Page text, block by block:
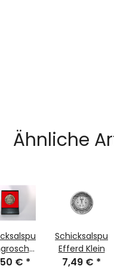
Ähnliche
Groß€ *
Efferd Klein
7,49 € *